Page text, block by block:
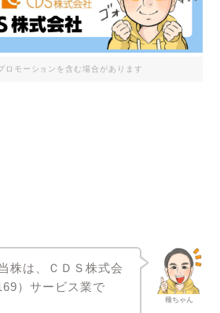
ロモーションを含む場合があります
種ちゃん
株は、ＣＤＳ株式会
）サービス業で